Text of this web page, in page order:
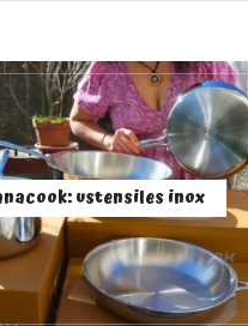
ustensiles inox